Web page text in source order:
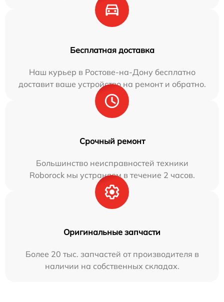
Бесплатная доставка
Наш курьер в Ростове-на-Дону бесплатно
доставит ваше устройство на ремонт и обратно.
Срочный ремонт
Большинство неисправностей техники
Roborock мы устраняем в течение 2 часов.
Оригинальные запчасти
Более 20 тыс. запчастей от производителя в
наличии на собственных складах.